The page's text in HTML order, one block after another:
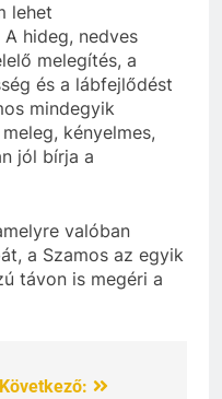
lehet
hideg, nedves
melegítés, a
és a lábfejlődést
mindegyik
kényelmes,
jól bírja a
valóban
a Szamos az egyik
távon is megéri a
Következő: